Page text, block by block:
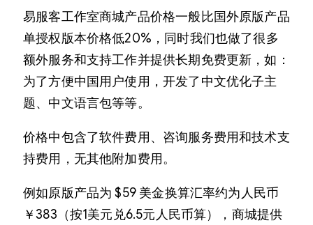
易服客工作室商城产品价格一般比国外原版产品
单授权版本价格低20%，同时我们也做了很多
额外服务和支持工作并提供长期免费更新，如：
为了方便中国用户使用，开发了中文优化子主
题、中文语言包等等。
价格中包含了软件费用、咨询服务费用和技术支
持费用，无其他附加费用。
例如原版产品为 $59 美金换算汇率约为人民币
￥383（按1美元兑6.5元人民币算），商城提供